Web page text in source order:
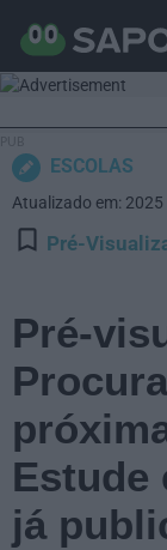
ESCOLAS
Pré-
Pré-
Estude
já
Atualizado em: 2025